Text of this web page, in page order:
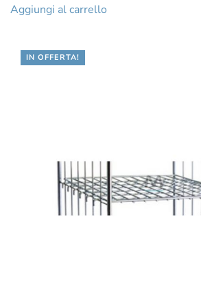
originaleattuale
Aggiungi al carrello
IN OFFERTA!